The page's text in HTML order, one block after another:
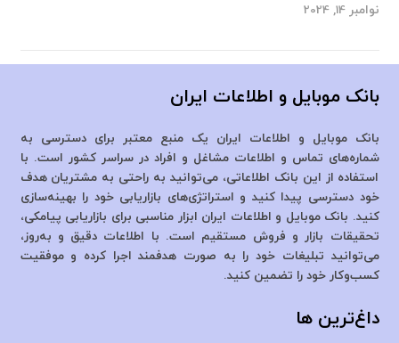
نوامبر 14, 2024
بانک موبایل و اطلاعات ایران
بانک موبایل و اطلاعات ایران یک منبع معتبر برای دسترسی به
شماره‌های تماس و اطلاعات مشاغل و افراد در سراسر کشور است. با
استفاده از این بانک اطلاعاتی، می‌توانید به راحتی به مشتریان هدف
خود دسترسی پیدا کنید و استراتژی‌های بازاریابی خود را بهینه‌سازی
کنید. بانک موبایل و اطلاعات ایران ابزار مناسبی برای بازاریابی پیامکی،
تحقیقات بازار و فروش مستقیم است. با اطلاعات دقیق و به‌روز،
می‌توانید تبلیغات خود را به صورت هدفمند اجرا کرده و موفقیت
کسب‌وکار خود را تضمین کنید.
داغ‌ترین ها